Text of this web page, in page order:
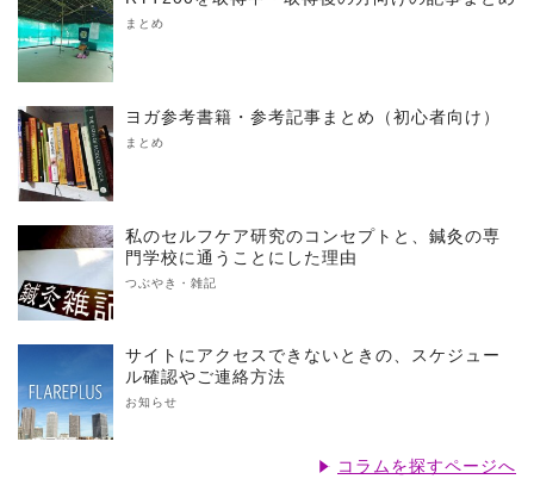
まとめ
ヨガ参考書籍・参考記事まとめ（初心者向け）
まとめ
私のセルフケア研究のコンセプトと、鍼灸の専
門学校に通うことにした理由
つぶやき・雑記
サイトにアクセスできないときの、スケジュー
ル確認やご連絡方法
お知らせ
コラムを探すページへ